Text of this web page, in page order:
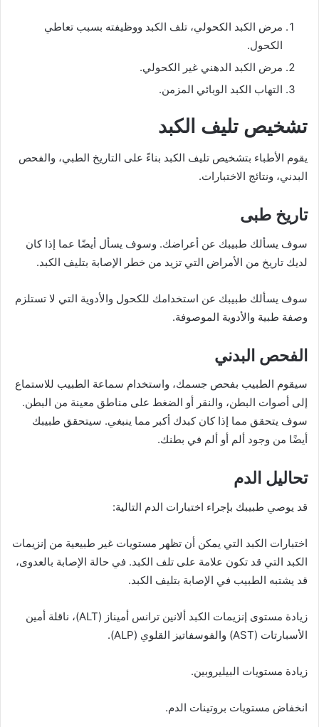
مرض الكبد الكحولي، تلف الكبد ووظيفته بسبب تعاطي
الكحول.
مرض الكبد الدهني غير الكحولي.
التهاب الكبد الوبائي المزمن.
تشخيص تليف الكبد
يقوم الأطباء بتشخيص تليف الكبد بناءً على التاريخ الطبي، والفحص
البدني، ونتائج الاختبارات.
تاريخ طبى
سوف يسألك طبيبك عن أعراضك. وسوف يسأل أيضًا عما إذا كان
لديك تاريخ من الأمراض التي تزيد من خطر الإصابة بتليف الكبد.
سوف يسألك طبيبك عن استخدامك للكحول والأدوية التي لا تستلزم
وصفة طبية والأدوية الموصوفة.
الفحص البدني
سيقوم الطبيب بفحص جسمك، واستخدام سماعة الطبيب للاستماع
إلى أصوات البطن، والنقر أو الضغط على مناطق معينة من البطن.
سوف يتحقق مما إذا كان كبدك أكبر مما ينبغي. سيتحقق طبيبك
أيضًا من وجود ألم أو ألم في بطنك.
تحاليل الدم
قد يوصي طبيبك بإجراء اختبارات الدم التالية:
اختبارات الكبد التي يمكن أن تظهر مستويات غير طبيعية من إنزيمات
الكبد التي قد تكون علامة على تلف الكبد. في حالة الإصابة بالعدوى،
قد يشتبه الطبيب في الإصابة بتليف الكبد.
زيادة مستوى إنزيمات الكبد ألانين ترانس أميناز (ALT)، ناقلة أمين
الأسبارتات (AST) والفوسفاتيز القلوي (ALP).
زيادة مستويات البيليروبين.
انخفاض مستويات بروتينات الدم.